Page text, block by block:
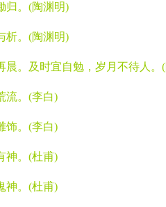
。 (陶渊明)
。 (陶渊明)
。及时宜自勉，岁月不待人。 (
。 (李白)
。 (李白)
。 (杜甫)
。 (杜甫)